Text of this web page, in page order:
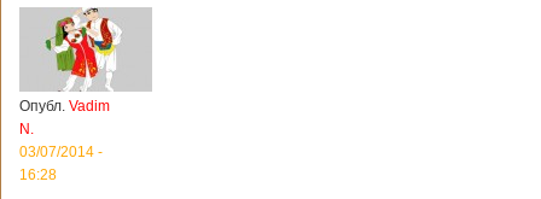
Опубл. Vadim
N.
03/07/2014 -
16:28